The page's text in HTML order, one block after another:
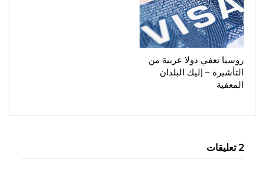
روسيا تعفي دولا عربية من
التأشيرة – إليك البلدان
المعفية
2 تعليقات